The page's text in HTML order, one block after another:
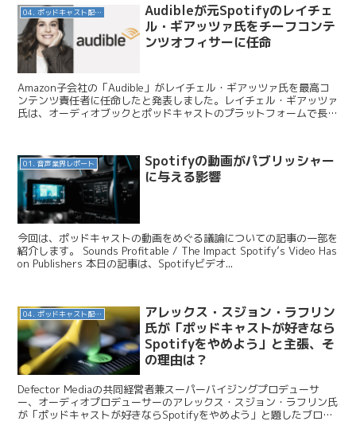
04. ポッドキャスト配信・制作等
Audibleが元Spotifyのレイチェ
ル・ギアッツァ氏をチーフコンテ
ンツオフィサーに任命
Amazon子会社の「Audible」がレイチェル・ギアッツァ氏を最高コ
ンテンツ責任者に任命したと発表しました。レイチェル・ギアッツァ
氏は、オーディオブックとポッドキャストのプラットフォームで長年
01. 音声業界レポート
Spotifyの動画がパブリッシャー
に与える影響
今回は、ポッドキャストの動画をめぐる議論についての記事の一部を
紹介します。 Sounds Profitable / The Impact Spotify’s Video Has
on Publishers 本日の記事は、Spotifyビデオ...
04. ポッドキャスト配信・制作等
アレックス・スジョン・ラフリン
氏が「ポッドキャストが好きなら
Spotifyをやめよう」と主張、そ
の理由は？
Defector Mediaの共同経営者兼スーパーバイジングプロデューサ
ー、オーディオプロデューサーのアレックス・スジョン・ラフリン氏
が「ポッドキャストが好きならSpotifyをやめよう」と題したブログ